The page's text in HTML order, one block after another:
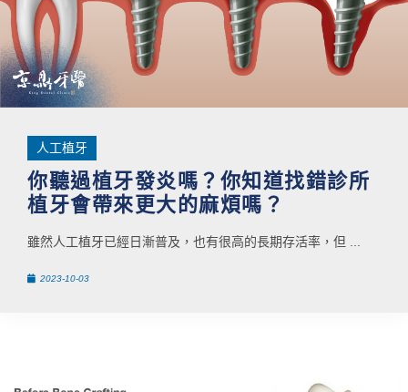
人工植牙
你聽過植牙發炎嗎？你知道找錯診所
植牙會帶來更大的麻煩嗎？
雖然人工植牙已經日漸普及，也有很高的長期存活率，但 ...
2023-10-03